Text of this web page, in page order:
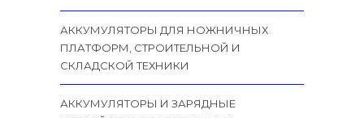
АККУМУЛЯТОРЫ ДЛЯ НОЖНИЧНЫХ
ПЛАТФОРМ, СТРОИТЕЛЬНОЙ И
СКЛАДСКОЙ ТЕХНИКИ
АККУМУЛЯТОРЫ И ЗАРЯДНЫЕ